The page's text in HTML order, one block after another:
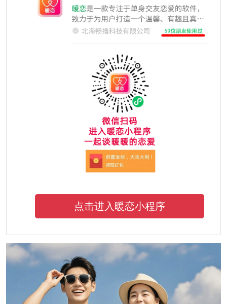
点击进入暖恋小程序